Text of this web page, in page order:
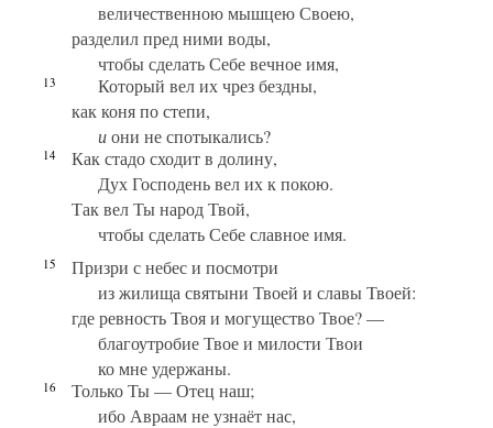
величественною мышцею Своею,
разделил пред ними воды,
чтобы сделать Себе вечное имя,
13
Который вел их чрез бездны,
как коня по степи,
иони не спотыкались?
14
Как стадо сходит в долину,
Дух Господень вел их к покою.
Так вел Ты народ Твой,
чтобы сделать Себе славное имя.
15
Призри с небес и посмотри
из жилища святыни Твоей и славы Твоей:
где ревность Твоя и могущество Твое? —
благоутробие Твое и милости Твои
ко мне удержаны.
16
Только Ты — Отец наш;
ибо Авраам не узнаёт нас,